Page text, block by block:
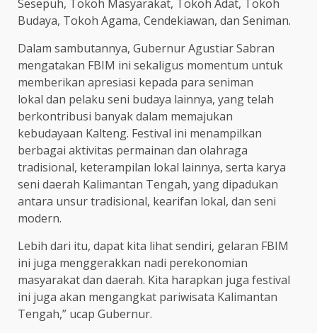
Sesepuh, Tokoh Masyarakat, Tokoh Adat, Tokoh
Budaya, Tokoh Agama, Cendekiawan, dan Seniman.
Dalam sambutannya, Gubernur Agustiar Sabran
mengatakan FBIM ini sekaligus momentum untuk
memberikan apresiasi kepada para seniman
lokal dan pelaku seni budaya lainnya, yang telah
berkontribusi banyak dalam memajukan
kebudayaan Kalteng. Festival ini menampilkan
berbagai aktivitas permainan dan olahraga
tradisional, keterampilan lokal lainnya, serta karya
seni daerah Kalimantan Tengah, yang dipadukan
antara unsur tradisional, kearifan lokal, dan seni
modern.
Lebih dari itu, dapat kita lihat sendiri, gelaran FBIM
ini juga menggerakkan nadi perekonomian
masyarakat dan daerah. Kita harapkan juga festival
ini juga akan mengangkat pariwisata Kalimantan
Tengah,” ucap Gubernur.